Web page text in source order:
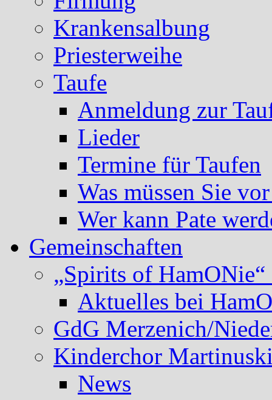
Krankensalbung
Priesterweihe
Taufe
Anmeldung zur
Lieder
Termine für Taufen
Was müssen Sie
Wer kann Pate
Gemeinschaften
„Spirits of HamONie“
Aktuelles bei
GdG Merzenich/
Kinderchor
News